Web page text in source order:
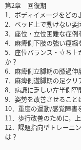
第2章 回復期
1．ボディイメージをどの
2．ベッド上で動けない要
3．座位・立位困難な症例
4．麻痺側下肢の強い痙縮
5．座位バランス・立ち上
か？
6．麻痺側立脚期の膝過伸
7．麻痺側遊脚期の足クリ
8．病識に乏しい左半側空
9．姿勢を改善させること
10．重度の運動/感覚障害
11．歩行改善のために，
12．課題指向型トレーニ
は？